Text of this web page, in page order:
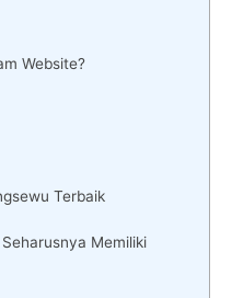
Website?
Terbaik
Memiliki